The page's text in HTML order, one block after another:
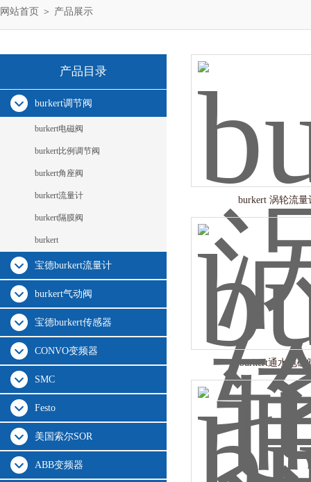
网站首页 ＞ 产品展示
产品目录
burkert调节阀
burkert电磁阀
burkert比例调节阀
burkert角座阀
burkert流量计
burkert隔膜阀
burkert
宝德burkert流量计
burkert气动阀
宝德burkert传感器
CONVO变频器
SMC
Festo
美国索尔SOR
ABB变频器
burkert 涡轮流量
burkert通水电磁